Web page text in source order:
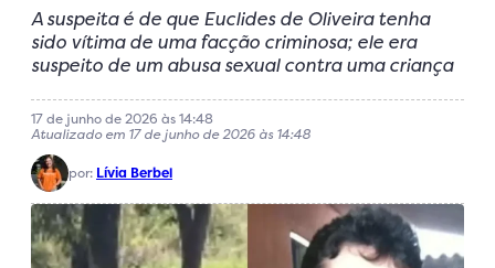
A suspeita é de que Euclides de Oliveira tenha
sido vítima de uma facção criminosa; ele era
suspeito de um abusa sexual contra uma criança
17 de junho de 2026 às 14:48
Atualizado em 17 de junho de 2026 às 14:48
por: Lívia Berbel